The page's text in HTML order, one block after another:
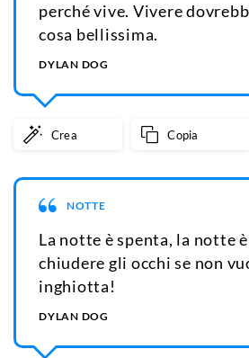
perché vive. Vivere
cosa bellissima.
DYLAN DOG
Crea Copia
NOTTE
La notte è spenta, la notte
chiudere gli occhi se non
inghiotta!
DYLAN DOG